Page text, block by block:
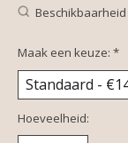
Maak een keuze: *
Hoeveelheid: